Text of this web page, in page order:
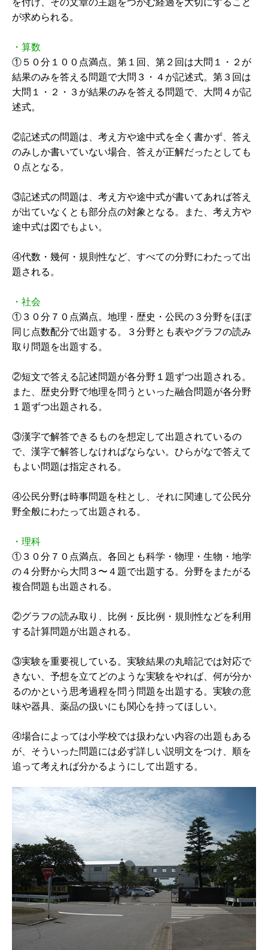
が求められる。
・算数
①５０分１００点満点。第１回、第２回は大問１・２が
結果のみを答える問題で大問３・４が記述式。第３回は
大問１・２・３が結果のみを答える問題で、大問４が記
述式。
②記述式の問題は、考え方や途中式を全く書かず、答え
のみしか書いていない場合、答えが正解だったとしても
０点となる。
③記述式の問題は、考え方や途中式が書いてあれば答え
が出ていなくとも部分点の対象となる。また、考え方や
途中式は図でもよい。
④代数・幾何・規則性など、すべての分野にわたって出
題される。
・社会
①３０分７０点満点。地理・歴史・公民の３分野をほぼ
同じ点数配分で出題する。３分野とも表やグラフの読み
取り問題を出題する。
②短文で答える記述問題が各分野１題ずつ出題される。
また、歴史分野で地理を問うといった融合問題が各分野
１題ずつ出題される。
③漢字で解答できるものを想定して出題されているの
で、漢字で解答しなければならない。ひらがなで答えて
もよい問題は指定される。
④公民分野は時事問題を柱とし、それに関連して公民分
野全般にわたって出題される。
・理科
①３０分７０点満点。各回とも科学・物理・生物・地学
の４分野から大問３〜４題で出題する。分野をまたがる
複合問題も出題される。
②グラフの読み取り、比例・反比例・規則性などを利用
する計算問題が出題される。
③実験を重要視している。実験結果の丸暗記では対応で
きない、予想を立てどのような実験をやれば、何が分か
るのかという思考過程を問う問題を出題する。実験の意
味や器具、薬品の扱いにも関心を持ってほしい。
④場合によっては小学校では扱わない内容の出題もある
が、そういった問題には必ず詳しい説明文をつけ、順を
追って考えれば分かるようにして出題する。